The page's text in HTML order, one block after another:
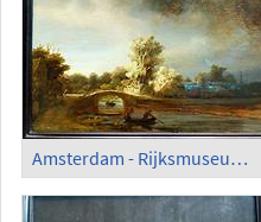
Amsterdam - Rijksmuseum; 'Landscape with a Stone Bridge' Rembrandt (1638-40)